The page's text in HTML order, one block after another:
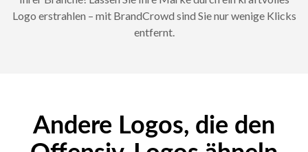
Logo erstrahlen – mit BrandCrowd sind Sie nur wenige Klicks
entfernt.
Andere Logos, die den